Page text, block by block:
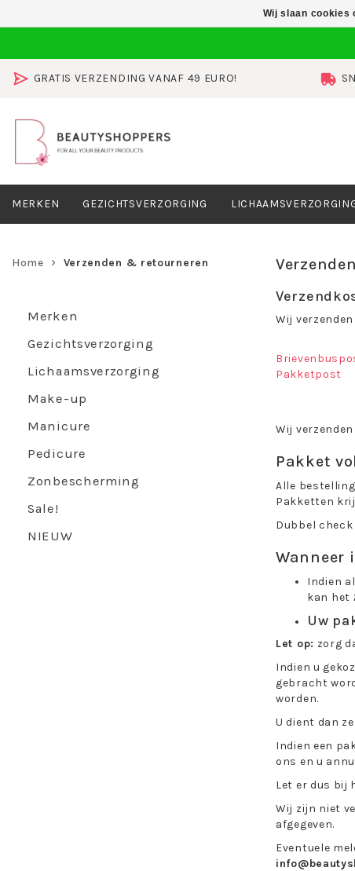
GRATIS VERZENDING VANAF 49 EURO!
MERKEN GEZICHTSVERZORGING
Home Verzenden & retourneren
Merken
Gezichtsverzorging
Lichaamsverzorging
Make-up
Manicure
Pedicure
Zonbescherming
Sale!
NIEUW
Wij
Pakketpost
Wij
Pakket
Alle
Pakketten
Dubbel
Wanneer
Indien
kan het
Uw
Let op: zorg
Indien u
gebracht
worden.
U dient dan
Indien een
ons en u
Let er dus bij
Wij zijn niet
afgegeven.
Eventuele
Wij slaan cookies